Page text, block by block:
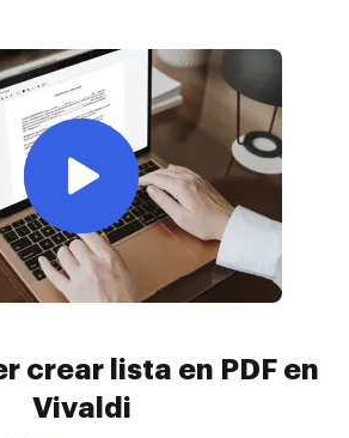
crear lista en PDF en
Vivaldi